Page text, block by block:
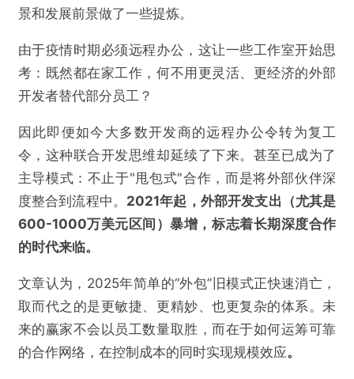
景和发展前景做了一些提炼。
由于疫情时期必须远程办公，这让一些工作室开始思
考：既然都在家工作，何不用更灵活、更经济的外部
开发者替代部分员工？
因此即便如今大多数开发商的远程办公令转为复工
令，这种联合开发思维却延续了下来。甚至已成为了
主导模式：不止于"甩包式"合作，而是将外部伙伴深
度整合到流程中。 2021年起，外部开发支出（尤其是
600-1000万美元区间）暴增，标志着长期深度合作
的时代来临。
文章认为，2025年简单的“外包”旧模式正快速消亡，
取而代之的是更敏捷、更精妙、也更复杂的体系。未
来的赢家不会以员工数量取胜，而在于如何运筹可靠
的合作网络，在控制成本的同时实现规模效应。